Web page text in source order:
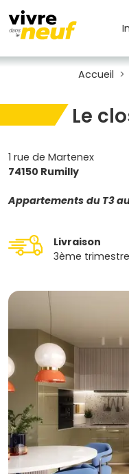
Accueil
Le
1 rue de Martenex
74150 Rumilly
Appartements du T3
Livraison
3ème